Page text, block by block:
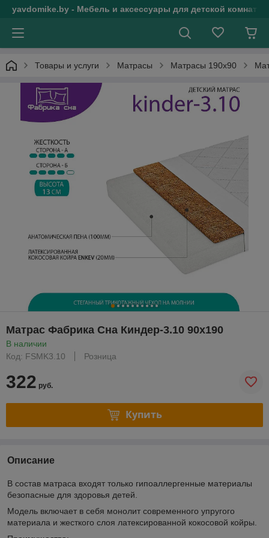
yavdomike.by - Мебель и аксессуары для детской комнаты
Товары и услуги Матрасы Матрасы 190х90
Матрас Фабрика Сна Киндер-3.10 90x190
В наличии
Код: FSMK3.10
Розница
322 руб.
Купить
Описание
В состав матраса входят только гипоаллергенные материалы
безопасные для здоровья детей.
Модель включает в себя монолит современного упругого
материала и жесткого слоя латексированной кокосовой койры.